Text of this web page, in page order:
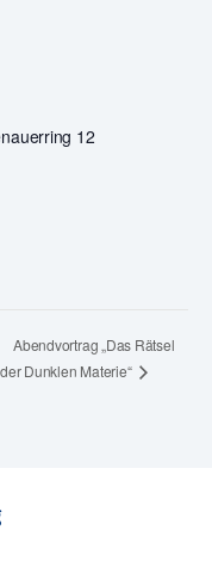
12
Abendvortrag „Das Rätsel
der Dunklen Materie“